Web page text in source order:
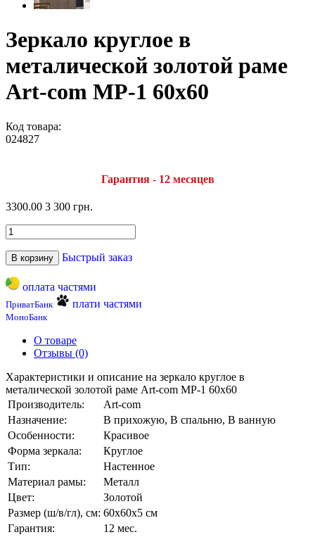
Зеркало круглое в
металической золотой раме
Art-com МР-1 60х60
Код товара:
024827
Гарантия - 12 месяцев
3300.00 3 300 грн.
В корзину Быстрый заказ
оплата частями
ПриватБанк плати частями
МоноБанк
О товаре
Отзывы (0)
Характеристики и описание на зеркало круглое в
металической золотой раме Art-com МР-1 60х60
Производитель:
Art-com
Назначение:
В прихожую, В спальню, В ванную
Особенности:
Красивое
Форма зеркала:
Круглое
Тип:
Настенное
Материал рамы:
Металл
Цвет:
Золотой
Размер (ш/в/гл), см: 60х60х5 см
Гарантия:
12 мес.